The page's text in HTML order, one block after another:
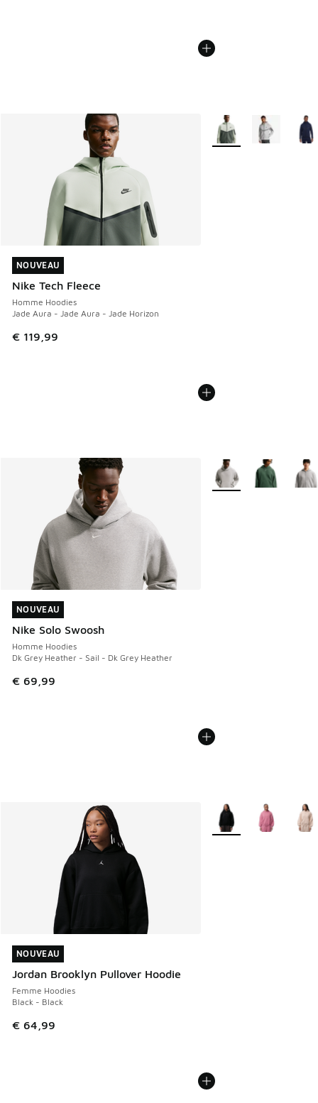
NOUVEAU
Nike Tech Fleece
Homme Hoodies
Jade Aura - Jade Aura - Jade Horizon
€ 119,99
NOUVEAU
Plus de couleurs
NOUVEAU
Nike Solo Swoosh
Homme Hoodies
Dk Grey Heather - Sail - Dk Grey Heather
€ 69,99
NOUVEAU
Plus de couleurs
NOUVEAU
Jordan Brooklyn Pullover Hoodie
Femme Hoodies
Black - Black
€ 64,99
NOUVEAU
Plus de couleurs